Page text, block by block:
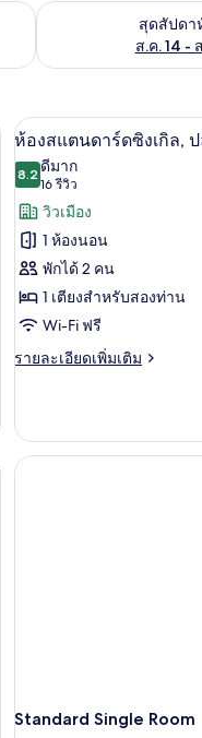
าห์นี้ ส.ค. 7 - ส.ค. 9สุดสัปดา
ส.ค. 14 -
ตรวจสอบจำนวนห้อง
ก, ห้องเก็บเสียง, Wi-Fi ฟรี, ผ้
เปิด
ภาพถ่าย
ทั้งหมด
ของ
ห้อง
สแตนดาร์ด
ซิงเกิล,
ปลอด
5
ห้องสแตนดาร์ดซิงเกิล,
8.28.2 จาก 10
ดีมาก
16 รีวิว
(16
รีวิว)
วิวเมือง
1 ห้องนอน
พักได้ 2 คน
1 เตียงสำหรับสองท่าน
Wi-Fi ฟรี
รายละเอียดเพิ่มเติม
ราย
เกี่ยว
กับ
ห้อง
Style) | ตู้นิรภัยในห้
Standard Single Room